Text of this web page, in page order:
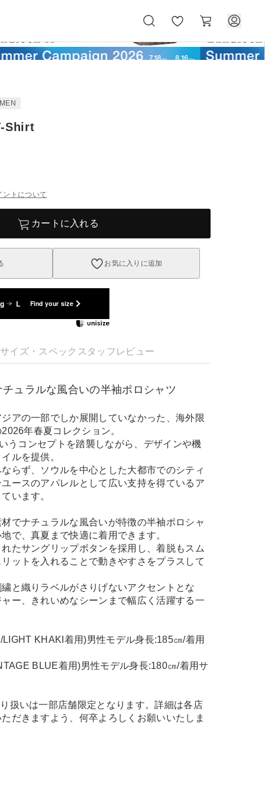
気
に
ー
ト
MEN
Shirt
ントについて
カートに入れる
お気に入りに追加
L Find your size
サイズ・スペック スタッフレビュー
ュラルな風合いの半袖ポロシャツ
アの一部でしか展開していなかった、海外限
年春夏コレクション。
うコンセプトを踏襲しながら、デザインや機
ルを提供。
らず、ソウルを中心とした大都市でのシティ
ースのアパレルとして広い支持を得ているア
います。
でナチュラルな風合いが特徴の半袖ポロシャ
で、真夏まで快適に着用できます。
たサングリップボタンを採用し、着脱もスム
ットを入れることで動きやすさをプラスして
と織りラベルがさりげないアクセントとな
ー、きれいめなシーンまで幅広く活躍する一
KHAKI着用)男性モデル身長:185㎝/着用
BLUE着用)男性モデル身長:180㎝/着用サ
扱いは一部店舗限定となります。詳細は各店
だきますよう、何卒よろしくお願いいたしま